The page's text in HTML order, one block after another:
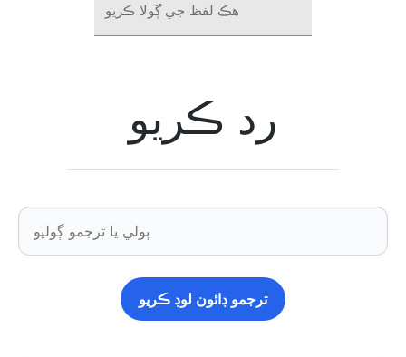
هڪ لفظ جي ڳولا ڪريو
رد ڪريو
ترجمو ڊائون لوڊ ڪريو